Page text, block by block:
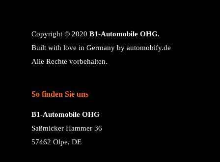
Copyright © 2020 B1-Automobile OHG.
Built with love in Germany by automobify.de
Alle Rechte vorbehalten.
So finden Sie uns
B1-Automobile OHG
Saßmicker Hammer 36
57462 Olpe, DE